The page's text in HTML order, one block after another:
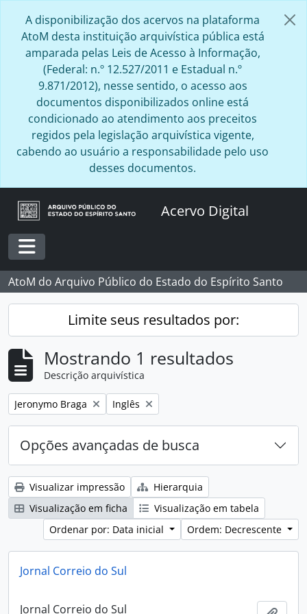
A disponibilização dos acervos na plataforma
AtoM desta instituição arquivística pública está
amparada pelas Leis de Acesso à Informação,
(Federal: n.º 12.527/2011 e Estadual n.º
9.871/2012), nesse sentido, o acesso aos
documentos disponibilizados online está
condicionado ao atendimento aos preceitos
regidos pela legislação arquivística vigente,
cabendo ao usuário a responsabilidade pelo uso
desses documentos.
Acervo Digital
Toggle navigation
AtoM do Arquivo Público do Estado do Espírito Santo
Limite seus resultados por:
Mostrando 1 resultados
Descrição arquivística
Remover filtro:
Jeronymo Braga Remover filtro:
Inglês
Opções avançadas de busca
Visualizar impressão
Hierarquia
Visualização em ficha
Visualização em tabela
Ordenar por: Data inicial
Ordem: Decrescente
Jornal Correio do Sul
Jornal Correio do Sul